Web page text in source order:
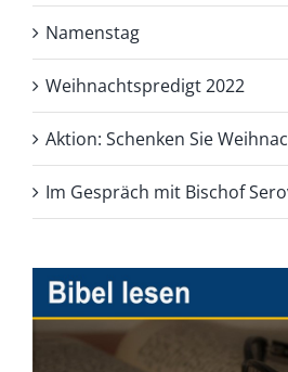
Namenstag
Weihnachtspredigt 2022
Aktion: Schenken Sie
Im Gespräch mit Bischof